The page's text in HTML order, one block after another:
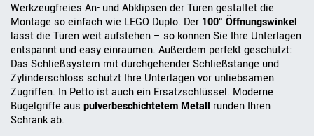
Werkzeugfreies An- und Abklipsen der Türen gestaltet die
Montage so einfach wie LEGO Duplo. Der 100° Öffnungswinkel
lässt die Türen weit aufstehen – so können Sie Ihre Unterlagen
entspannt und easy einräumen. Außerdem perfekt geschützt:
Das Schließsystem mit durchgehender Schließstange und
Zylinderschloss schützt Ihre Unterlagen vor unliebsamen
Zugriffen. In Petto ist auch ein Ersatzschlüssel. Moderne
Bügelgriffe aus pulverbeschichtetem Metall runden Ihren
Schrank ab.